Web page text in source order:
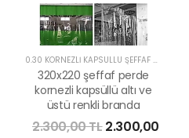
0.30 KORNEZLİ KAPSÜLLÜ ŞEFFAF PERDE
320x220 şeffaf perde
kornezli kapsüllü altı ve
üstü renkli branda
2.300,00 TL2.300,00